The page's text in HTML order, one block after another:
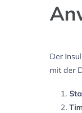
Der
mit der